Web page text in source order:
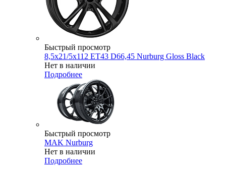
Быстрый просмотр
8,5x21/5x112 ET43 D66,45 Nurburg Gloss Black
Нет в наличии
Подробнее
Быстрый просмотр
MAK Nurburg
Нет в наличии
Подробнее